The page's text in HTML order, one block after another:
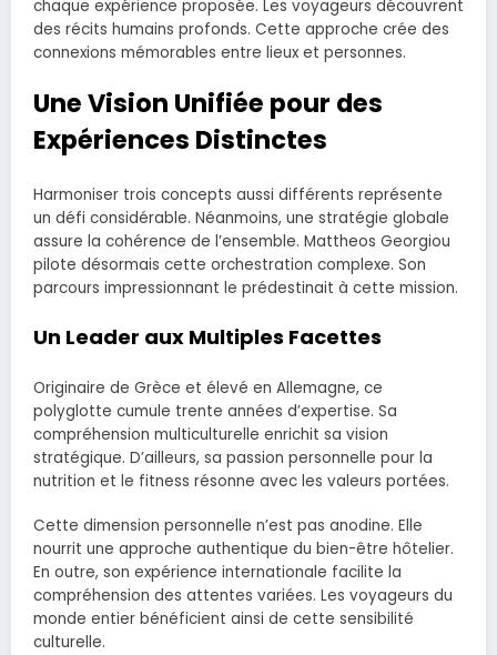
chaque expérience proposée. Les voyageurs découvrent
des récits humains profonds. Cette approche crée des
connexions mémorables entre lieux et personnes.
Une Vision Unifiée pour des
Expériences Distinctes
Harmoniser trois concepts aussi différents représente
un défi considérable. Néanmoins, une stratégie globale
assure la cohérence de l’ensemble. Mattheos Georgiou
pilote désormais cette orchestration complexe. Son
parcours impressionnant le prédestinait à cette mission.
Un Leader aux Multiples Facettes
Originaire de Grèce et élevé en Allemagne, ce
polyglotte cumule trente années d’expertise. Sa
compréhension multiculturelle enrichit sa vision
stratégique. D’ailleurs, sa passion personnelle pour la
nutrition et le fitness résonne avec les valeurs portées.
Cette dimension personnelle n’est pas anodine. Elle
nourrit une approche authentique du bien-être hôtelier.
En outre, son expérience internationale facilite la
compréhension des attentes variées. Les voyageurs du
monde entier bénéficient ainsi de cette sensibilité
culturelle.